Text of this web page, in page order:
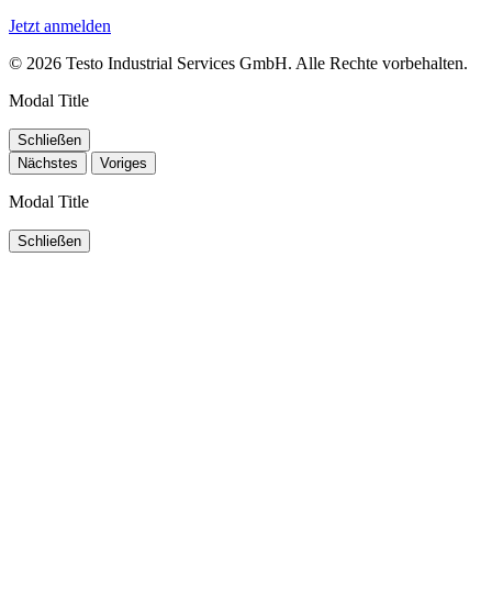
Jetzt anmelden
© 2026 Testo Industrial Services GmbH. Alle Rechte vorbehalten.
Modal Title
Schließen
Nächstes
Voriges
Modal Title
Schließen